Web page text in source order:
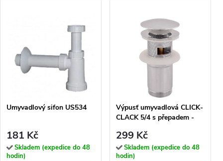
Umyvadlový sifon US534
181 Kč
Skladem (expedice do 48
hodin)
Výpusť umyvadlová CLICK-
CLACK 5/4 s přepadem -
299 Kč
Skladem (expedice do 48
hodin)